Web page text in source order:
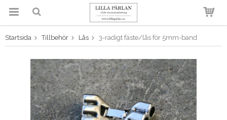
Produkten har blivit tillagd i
varukorgen
Startsida Tillbehör Lås 3-radigt fäste/lås för 5mm-band